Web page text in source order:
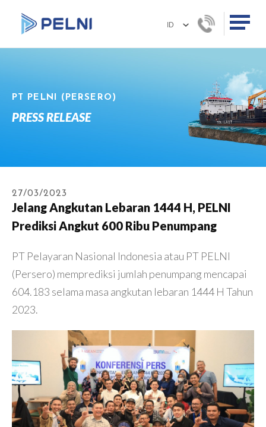
PT PELNI (PERSERO)
PRESS RELEASE
27/03/2023
Jelang Angkutan Lebaran 1444 H, PELNI
Prediksi Angkut 600 Ribu Penumpang
PT Pelayaran Nasional Indonesia atau PT PELNI
(Persero) memprediksi jumlah penumpang mencapai
604.183 selama masa angkutan lebaran 1444 H Tahun
2023.